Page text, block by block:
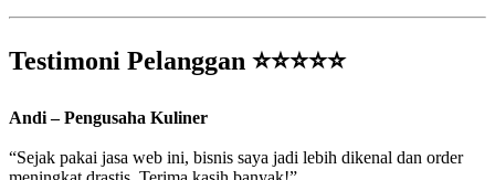
Testimoni Pelanggan ⭐⭐⭐⭐⭐
Andi – Pengusaha Kuliner
“Sejak pakai jasa web ini, bisnis saya jadi lebih dikenal dan order